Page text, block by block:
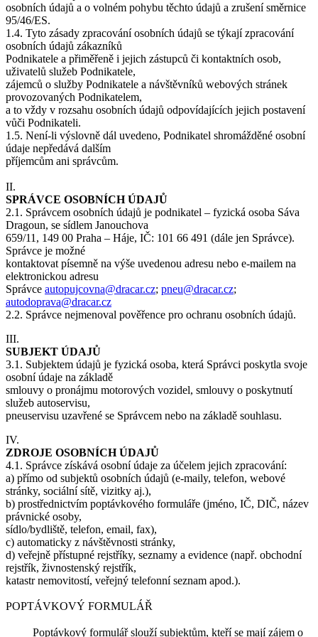
osobních údajů a o volném pohybu těchto údajů a zrušení směrnice
95/46/ES.
1.4. Tyto zásady zpracování osobních údajů se týkají zpracování
osobních údajů zákazníků
Podnikatele a přiměřeně i jejich zástupců či kontaktních osob,
uživatelů služeb Podnikatele,
zájemců o služby Podnikatele a návštěvníků webových stránek
provozovaných Podnikatelem,
a to vždy v rozsahu osobních údajů odpovídajících jejich postavení
vůči Podnikateli.
1.5. Není-li výslovně dál uvedeno, Podnikatel shromážděné osobní
údaje nepředává dalším
příjemcům ani správcům.
II.
SPRÁVCE OSOBNÍCH ÚDAJŮ
2.1. Správcem osobních údajů je podnikatel – fyzická osoba Sáva
Dragoun, se sídlem Janouchova
659/11, 149 00 Praha – Háje, IČ: 101 66 491 (dále jen Správce).
Správce je možné
kontaktovat písemně na výše uvedenou adresu nebo e-mailem na
elektronickou adresu
Správce autopujcovna@dracar.cz; pneu@dracar.cz;
autodoprava@dracar.cz
2.2. Správce nejmenoval pověřence pro ochranu osobních údajů.
III.
SUBJEKT ÚDAJŮ
3.1. Subjektem údajů je fyzická osoba, která Správci poskytla svoje
osobní údaje na základě
smlouvy o pronájmu motorových vozidel, smlouvy o poskytnutí
služeb autoservisu,
pneuservisu uzavřené se Správcem nebo na základě souhlasu.
IV.
ZDROJE OSOBNÍCH ÚDAJŮ
4.1. Správce získává osobní údaje za účelem jejich zpracování:
a) přímo od subjektů osobních údajů (e-maily, telefon, webové
stránky, sociální sítě, vizitky aj.),
b) prostřednictvím poptávkového formuláře (jméno, IČ, DIČ, název
právnické osoby,
sídlo/bydliště, telefon, email, fax),
c) automaticky z návštěvnosti stránky,
d) veřejně přístupné rejstříky, seznamy a evidence (např. obchodní
rejstřík, živnostenský rejstřík,
katastr nemovitostí, veřejný telefonní seznam apod.).
POPTÁVKOVÝ FORMULÁŘ
Poptávkový formulář slouží subjektům, kteří se mají zájem o